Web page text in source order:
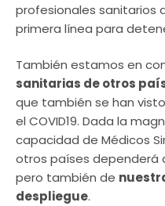
profesionales sanitarios
primera línea para
También estamos en
sanitarias de otros
que también se han
el COVID19. Dada la
capacidad de Médicos
otros países dependerá
pero también de
despliegue.